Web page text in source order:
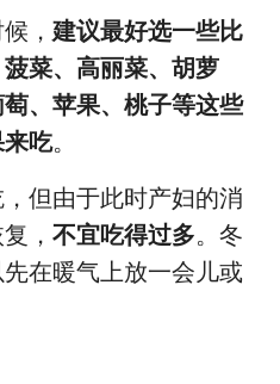
，建议最好选一些比
菜、高丽菜、胡萝
、苹果、桃子等这些
吃。
但由于此时产妇的消
，不宜吃得过多。冬
在暖气上放一会儿或